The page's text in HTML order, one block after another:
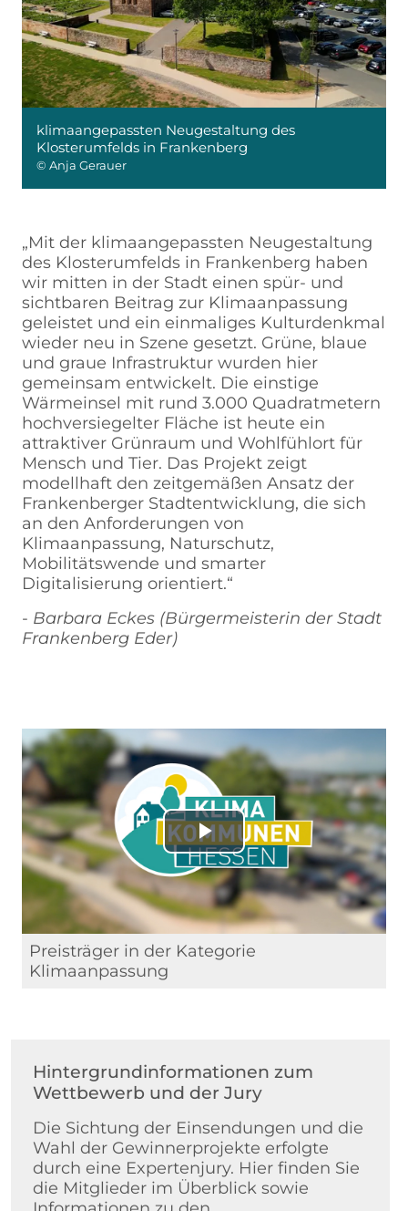
klimaangepassten Neugestaltung des
Klosterumfelds in Frankenberg
© Anja Gerauer
„Mit der klimaangepassten Neugestaltung
des Klosterumfelds in Frankenberg haben
wir mitten in der Stadt einen spür- und
sichtbaren Beitrag zur Klimaanpassung
geleistet und ein einmaliges Kulturdenkmal
wieder neu in Szene gesetzt. Grüne, blaue
und graue Infrastruktur wurden hier
gemeinsam entwickelt. Die einstige
Wärmeinsel mit rund 3.000 Quadratmetern
hochversiegelter Fläche ist heute ein
attraktiver Grünraum und Wohlfühlort für
Mensch und Tier. Das Projekt zeigt
modellhaft den zeitgemäßen Ansatz der
Frankenberger Stadtentwicklung, die sich
an den Anforderungen von
Klimaanpassung, Naturschutz,
Mobilitätswende und smarter
Digitalisierung orientiert.“
- Barbara Eckes (Bürgermeisterin der Stadt
Frankenberg Eder)
Play
Video
Preisträger in der Kategorie
Klimaanpassung
Hintergrundinformationen zum
Wettbewerb und der Jury
Die Sichtung der Einsendungen und die
Wahl der Gewinnerprojekte erfolgte
durch eine Expertenjury. Hier finden Sie
die Mitglieder im Überblick sowie